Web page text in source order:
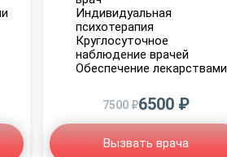
Индивидуальная
психотерапия
Круглосуточное
наблюдение врачей
Обеспечение лекарствами
7500 ₽6500 ₽
Вызвать врача